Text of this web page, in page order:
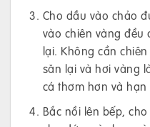
Cho dầu vào chảo
vào chiên vàng đều
lại. Không cần
săn lại và hơi vàng
cá thơm hơn và
Bắc nồi lên bếp,